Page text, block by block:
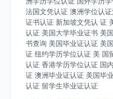
法国文凭认证 澳洲学位认
证书认证 新加坡文凭认 证
认证 美国大学毕业证书 美
书查询 美国毕业证认证 美
证 纽约学历学位认证 美 国
认证 香港学历学位认证 国
证 澳洲毕业证认证 美国毕
认证 留学生毕业证认证